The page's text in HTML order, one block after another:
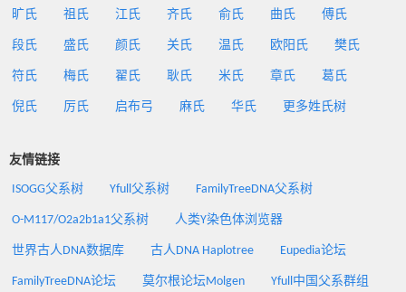
旷氏 祖氏 江氏 齐氏 俞氏 曲氏 傅氏
段氏 盛氏 颜氏 关氏 温氏 欧阳氏 樊氏
符氏 梅氏 翟氏 耿氏 米氏 章氏 葛氏
倪氏 厉氏 启布弓 麻氏 华氏 更多姓氏树
友情链接
ISOGG父系树 Yfull父系树 FamilyTreeDNA父系树
O-M117/O2a2b1a1父系树 人类Y染色体浏览器
世界古人DNA数据库 古人DNA Haplotree Eupedia论坛
FamilyTreeDNA论坛 莫尔根论坛Molgen Yfull中国父系群组